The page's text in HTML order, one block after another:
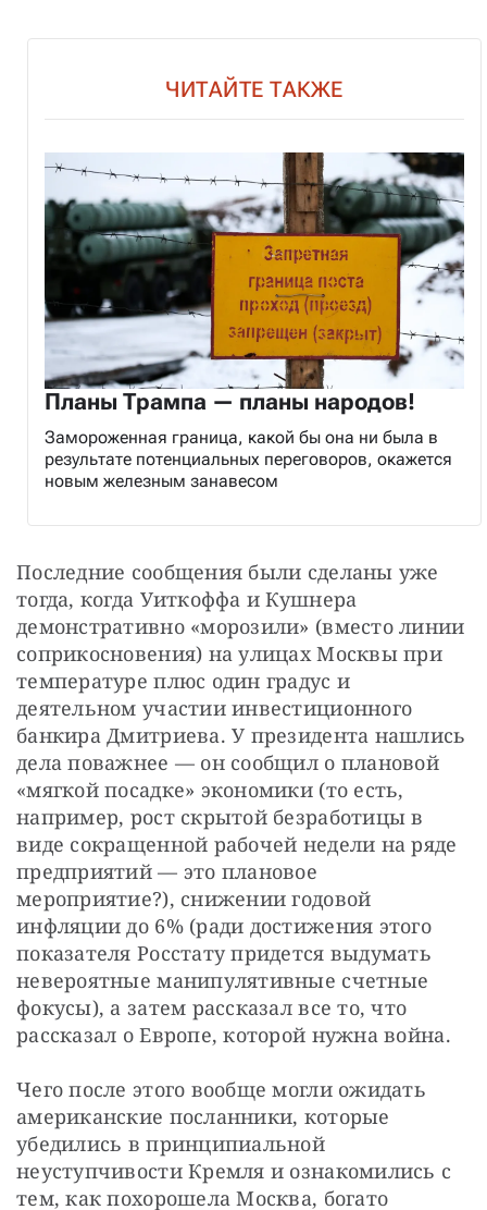
ЧИТАЙТЕ ТАКЖЕ
Планы Трампа — планы народов!
Замороженная граница, какой бы она ни была в
результате потенциальных переговоров, окажется
новым железным занавесом
Последние сообщения были сделаны уже
тогда, когда Уиткоффа и Кушнера
демонстративно «морозили» (вместо линии
соприкосновения) на улицах Москвы при
температуре плюс один градус и
деятельном участии инвестиционного
банкира Дмитриева. У президента нашлись
дела поважнее — он сообщил о плановой
«мягкой посадке» экономики (то есть,
например, рост скрытой безработицы в
виде сокращенной рабочей недели на ряде
предприятий — это плановое
мероприятие?), снижении годовой
инфляции до 6% (ради достижения этого
показателя Росстату придется выдумать
невероятные манипулятивные счетные
фокусы), а затем рассказал все то, что
рассказал о Европе, которой нужна война.
Чего после этого вообще могли ожидать
американские посланники, которые
убедились в принципиальной
неуступчивости Кремля и ознакомились с
тем, как похорошела Москва, богато